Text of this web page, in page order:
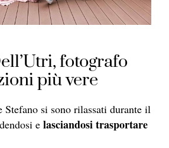
fotografo
più vere
si sono rilassati durante il
e lasciandosi trasportare